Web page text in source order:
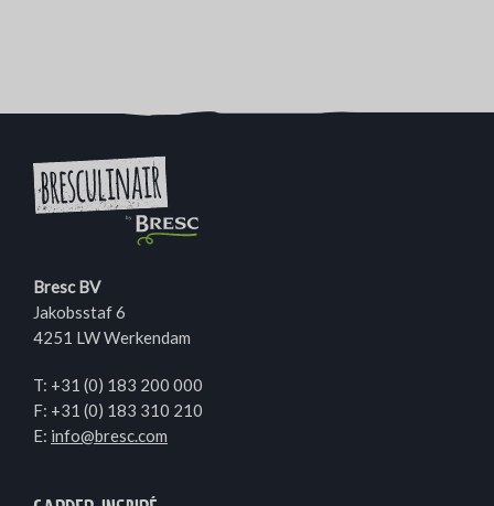
Bresc BV
Jakobsstaf 6
4251 LW Werkendam
T: +31 (0) 183 200 000
F: +31 (0) 183 310 210
E: info@bresc.com